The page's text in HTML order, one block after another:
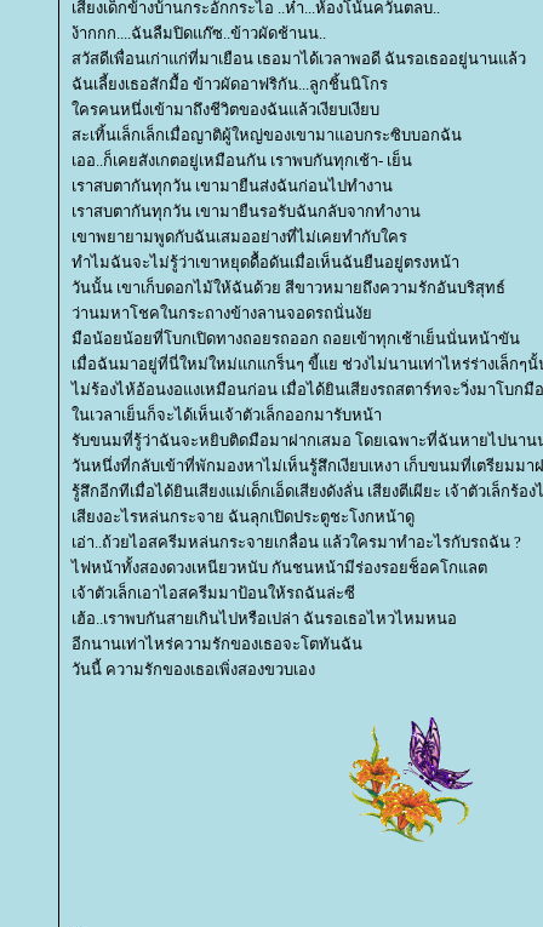
เสียงเด็กข้างบ้านกระอักกระไอ ..ห๋า...ห้องโน้นควันตลบ..
ง้ากกก....ฉันลืมปิดแก๊ซ..ข้าวผัดช้านน..
สวัสดีเพื่อนเก่าแก่ที่มาเยือน เธอมาได้เวลาพอดี ฉันรอเธออยู่นานแล้ว
ฉันเลี้ยงเธอสักมื้อ ข้าวผัดอาฟริกัน...ลูกชิ้นนิโกร
ครคนหนึ่งเข้ามาถึงชีวิตของฉันแล้วเงียบเงียบ
สะเทิ้นเล็กเล็กเมื่อญาติผู้ใหญ่ของเขามาแอบกระซิบบอกฉัน
เออ..ก็เคยสังเกตอยู่เหมือนกัน เราพบกันทุกเช้า- เย็น
เราสบตากันทุกวัน เขามายืนส่งฉันก่อนไปทำงาน
เราสบตากันทุกวัน เขามายืนรอรับฉันกลับจากทำงาน
เขาพยายามพูดกับฉันเสมออย่างที่ไม่เคยทำกับใคร
ทำไมฉันจะไม่รู้ว่าเขาหยุดดื้อดันเมื่อเห็นฉันยืนอยู่ตรงหน้า
วันนั้น เขาเก็บดอกไม้ให้ฉันด้วย สีขาวหมายถึงความรักอันบริสุทธ์
ว่านมหาโชคในกระถางข้างลานจอดรถนั่นงั
มือน้อยน้อยที่โบกเปิดทางถอยรถออก ถอยเข้าทุกเช้าเย็นนั่นหน้าขัน
เมื่อฉันมาอยู่ที่นี่ใหม่ใหม่แกแกร็นๆ ขี้แย ช่วงไม่นานเท่าไหร่ร่างเล็กๆนั้
ไม่ร้องไห้อ้อนงอแงเหมือนก่อน เมื่อได้ยินเสียงรถสตาร์ทจะวิ่งมาโบก
นเวลาเย็นก็จะได้เห็นเจ้าตัวเล็กออกมารับหน้า
รับขนมที่รู้ว่าฉันจะหยิบติดมือมาฝากเสมอ โดยเฉพาะที่ฉันหายไปนาน
วันหนึ่งที่กลับเข้าที่พักมองหาไม่เห็นรู้สึกเงียบเหงา เก็บขนมที่เตรียมมา
รู้สึกอีกทีเมื่อได้ยินเสียงแม่เด็กเอ็ดเสียงดังลั่น เสียงตีเผียะ เจ้าตัวเล็กร้อ
เสียงอะไรหล่นกระจาย ฉันลุกเปิดประตูชะโงกหน้าดู
เอ่า..ถ้วยไอสครีมหล่นกระจายเกลื่อน แล้วใครมาทำอะไรกับรถฉัน ?
ไฟหน้าทั้งสองดวงเหนียวหนับ กันชนหน้ามีร่องรอยช็อคโกแลต
เจ้าตัวเล็กเอาไอสครีมมาป้อนให้รถฉันล่ะซี
เฮ้อ..เราพบกันสายเกินไปหรือเปล่า ฉันรอเธอไหวไหมหนอ
อีกนานเท่าไหร่ความรักของเธอจะโตทันฉัน
วันนี้ ความรักของเธอเพิ่งสองขวบเอง